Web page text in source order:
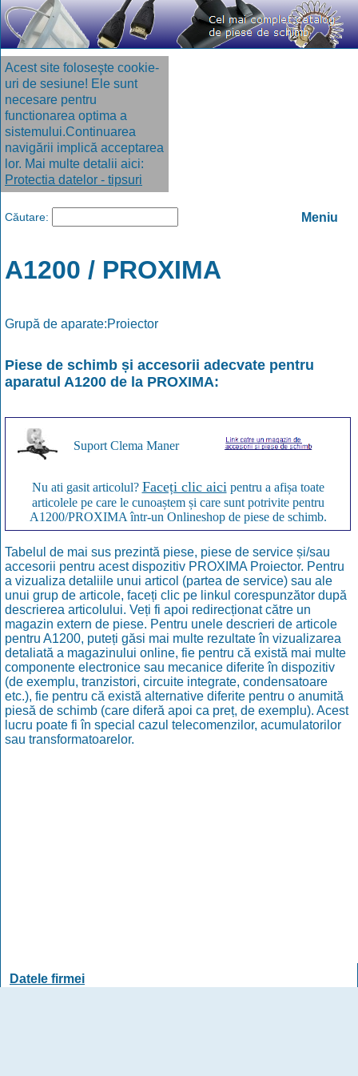
Acest site foloseşte cookie-
uri de sesiune! Ele sunt
necesare pentru
functionarea optima a
sistemului.Continuarea
navigării implică acceptarea
lor. Mai multe detalii aici:
Protectia datelor - tipsuri
A1200 / PROXIMA
Grupă de aparate:Proiector
Piese de schimb și accesorii adecvate pentru
aparatul A1200 de la PROXIMA:
Suport Clema Maner
Nu ati gasit articolul? Faceți clic aici pentru a afișa toate
articolele pe care le cunoaștem și care sunt potrivite pentru
A1200/PROXIMA într-un Onlineshop de piese de schimb.
Tabelul de mai sus prezintă piese, piese de service și/sau
accesorii pentru acest dispozitiv PROXIMA Proiector. Pentru
a vizualiza detaliile unui articol (partea de service) sau ale
unui grup de articole, faceți clic pe linkul corespunzător după
descrierea articolului. Veți fi apoi redirecționat către un
magazin extern de piese. Pentru unele descrieri de articole
pentru A1200, puteți găsi mai multe rezultate în vizualizarea
detaliată a magazinului online, fie pentru că există mai multe
componente electronice sau mecanice diferite în dispozitiv
(de exemplu, tranzistori, circuite integrate, condensatoare
etc.), fie pentru că există alternative diferite pentru o anumită
piesă de schimb (care diferă apoi ca preț, de exemplu). Acest
lucru poate fi în special cazul telecomenzilor, acumulatorilor
sau transformatoarelor.
Căutare: Meniu
Datele firmei